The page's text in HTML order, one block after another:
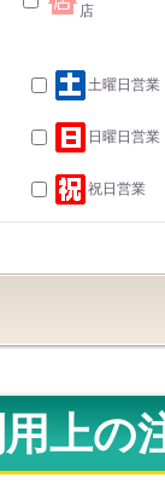
店
土曜日営業
日曜日営業
祝日営業
上の